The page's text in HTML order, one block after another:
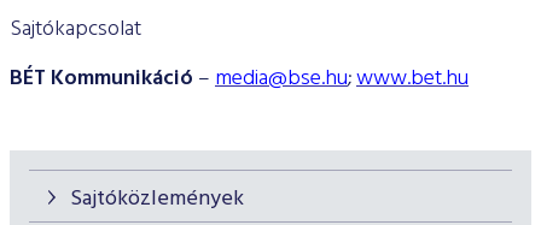
Sajtóközlemények
Sajtókapcsolat
BÉT Kommunikáció –media@bse.hu;www.bet.hu